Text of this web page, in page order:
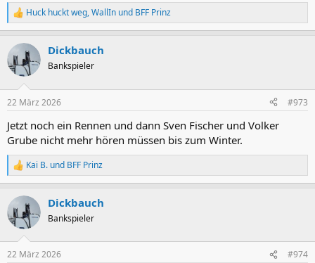
R
e
k
t
i
e
:
Huck huckt weg,WallIn und BFF Prinz
Dickbauch
Bankspieler
22 März 2026 #973
Jetzt noch ein Rennen und dann Sven Fischer und Volker
Grube nicht mehr hören müssen bis zum Winter.
R
e
k
t
i
e
Kai B. und BFF Prinz
Dickbauch
Bankspieler
22 März 2026 #974